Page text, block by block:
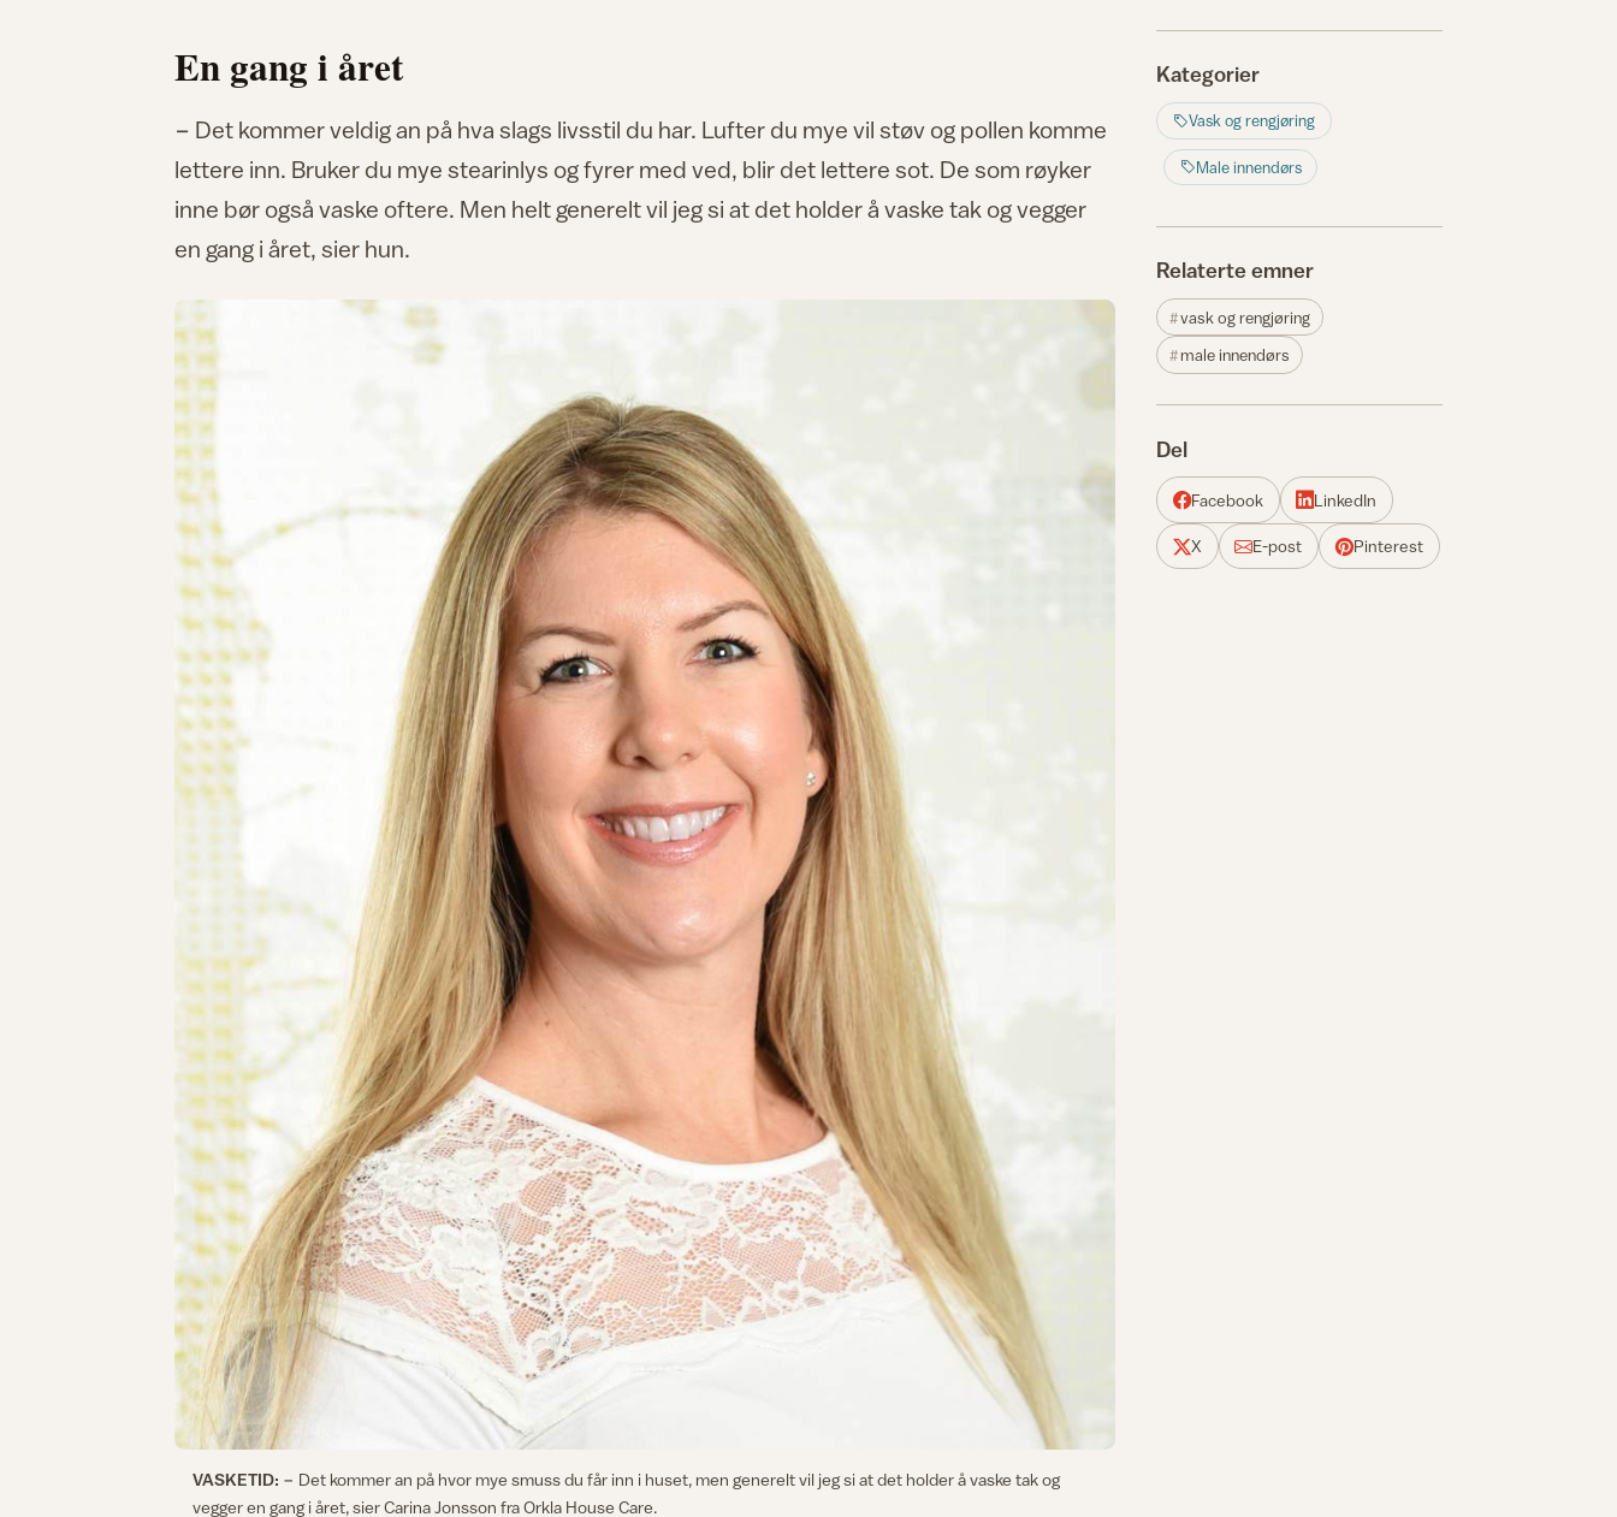
En gang i året
− Det kommer veldig an på hva slags livsstil du har. Lufter du mye vil støv og pollen komme
lettere inn. Bruker du mye stearinlys og fyrer med ved, blir det lettere sot. De som røyker
inne bør også vaske oftere. Men helt generelt vil jeg si at det holder å vaske tak og vegger
en gang i året, sier hun.
VASKETID: − Det kommer an på hvor mye smuss du får inn i huset, men generelt vil jeg si at det holder å vaske tak og
vegger en gang i året, sier Carina Jonsson fra Orkla House Care.
Kategorier
Vask og rengjøring
Male innendørs
Relaterte emner
vask og rengjøring
male innendørs
Del
Facebook LinkedIn
X E-post Pinterest